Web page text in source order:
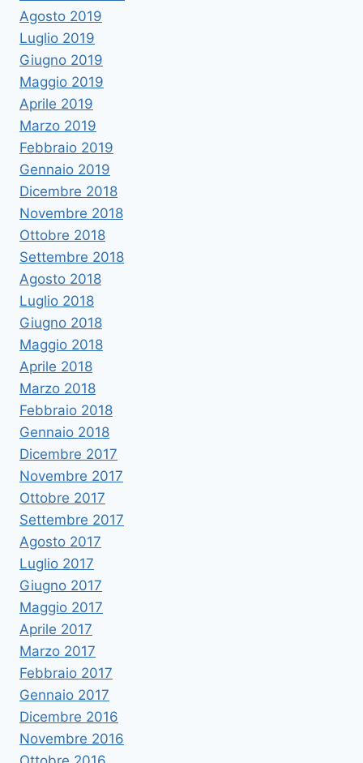
Agosto 2019
Luglio 2019
Giugno 2019
Maggio 2019
Aprile 2019
Marzo 2019
Febbraio 2019
Gennaio 2019
Dicembre 2018
Novembre 2018
Ottobre 2018
Settembre 2018
Agosto 2018
Luglio 2018
Giugno 2018
Maggio 2018
Aprile 2018
Marzo 2018
Febbraio 2018
Gennaio 2018
Dicembre 2017
Novembre 2017
Ottobre 2017
Settembre 2017
Agosto 2017
Luglio 2017
Giugno 2017
Maggio 2017
Aprile 2017
Marzo 2017
Febbraio 2017
Gennaio 2017
Dicembre 2016
Novembre 2016